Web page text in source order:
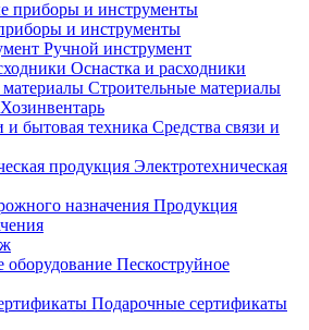
и инструменты
Ручной инструмент
Оснастка и расходники
Строительные материалы
Хозинвентарь
Средства связи и
Электротехническая
Продукция
Пескоструйное
Подарочные сертификаты